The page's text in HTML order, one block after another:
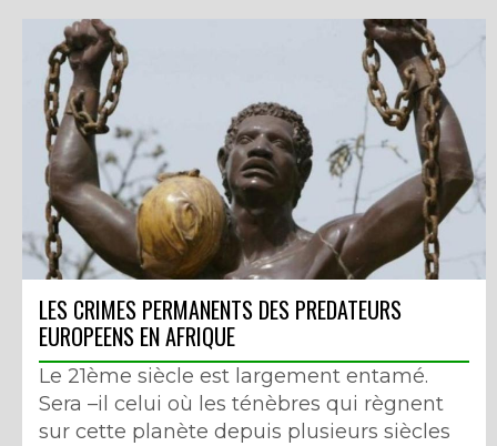
LES CRIMES PERMANENTS DES PREDATEURS
EUROPEENS EN AFRIQUE
Le 21ème siècle est largement entamé.
Sera –il celui où les ténèbres qui règnent
sur cette planète depuis plusieurs siècles